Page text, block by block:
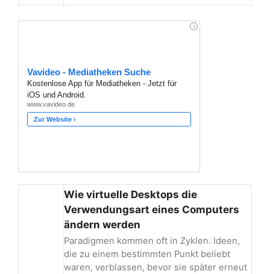
Wie virtuelle Desktops die
Verwendungsart eines Computers
ändern werden
Paradigmen kommen oft in Zyklen. Ideen,
die zu einem bestimmten Punkt beliebt
waren, verblassen, bevor sie später erneut